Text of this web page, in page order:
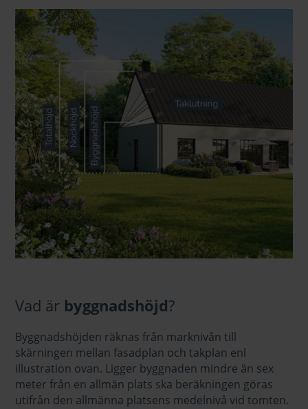
Vad är byggnadshöjd?
Byggnadshöjden räknas från marknivån till
skärningen mellan fasadplan och takplan enl
illustration ovan. Ligger byggnaden mindre än sex
meter från en allmän plats ska beräkningen göras
utifrån den allmänna platsens medelnivå vid tomten.